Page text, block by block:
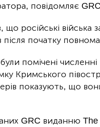
повідомляє
російські війська
після початку
помічені
Кримського
показують, що
GRC виданню